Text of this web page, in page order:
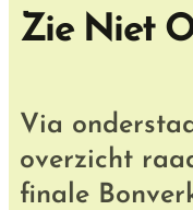
Zie Niet
Via
overzicht
finale